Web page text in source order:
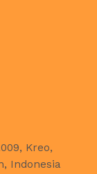
Kreo,
Indonesia